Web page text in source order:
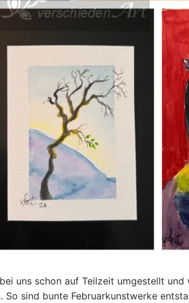
uns schon auf Teilzeit umgestellt
sind bunte Februarkunstwerke